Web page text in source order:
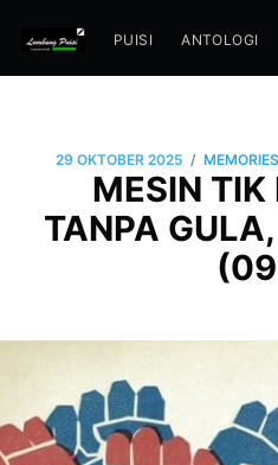
PUISI ANTOLOGI
29 OKTOBER 2025 /
MESIN TIK
TANPA